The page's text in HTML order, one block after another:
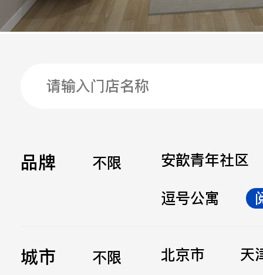
品牌 不限
安歆青年社区
逗号公寓
城市 不限 北京市
天
邮箱
留言
立即提交